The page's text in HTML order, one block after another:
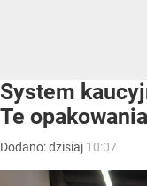
System
Te
Dodano:dzisiaj 10:07